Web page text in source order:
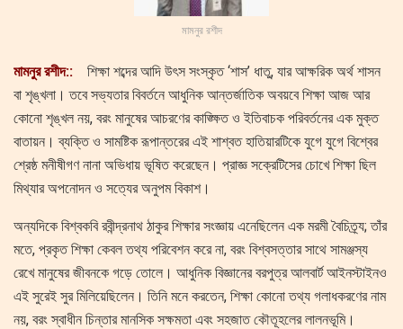
মামনুর রশীদ
মামনুর রশীদ::
​শিক্ষা শব্দের আদি উৎস সংস্কৃত ‘শাস’ ধাতু, যার আক্ষরিক অর্থ শাসন
বা শৃঙ্খলা। তবে সভ্যতার বিবর্তনে আধুনিক আন্তর্জাতিক অবয়বে শিক্ষা আজ আর
কোনো শৃঙ্খল নয়, বরং মানুষের আচরণের কাঙ্ক্ষিত ও ইতিবাচক পরিবর্তনের এক মুক্ত
বাতায়ন। ব্যক্তি ও সামষ্টিক রূপান্তরের এই শাশ্বত হাতিয়ারটিকে যুগে যুগে বিশ্বের
শ্রেষ্ঠ মনীষীগণ নানা অভিধায় ভূষিত করেছেন। প্রাজ্ঞ সক্রেটিসের চোখে শিক্ষা ছিল
মিথ্যার অপনোদন ও সত্যের অনুপম বিকাশ।
অন্যদিকে বিশ্বকবি রবীন্দ্রনাথ ঠাকুর শিক্ষার সংজ্ঞায় এনেছিলেন এক মরমী বৈচিত্র্য; তাঁর
মতে, প্রকৃত শিক্ষা কেবল তথ্য পরিবেশন করে না, বরং বিশ্বসত্তার সাথে সামঞ্জস্য
রেখে মানুষের জীবনকে গড়ে তোলে। আধুনিক বিজ্ঞানের বরপুত্র আলবার্ট আইনস্টাইনও
এই সুরেই সুর মিলিয়েছিলেন। তিনি মনে করতেন, শিক্ষা কোনো তথ্য গলাধকরণের নাম
নয়, বরং স্বাধীন চিন্তার মানসিক সক্ষমতা এবং সহজাত কৌতূহলের লালনভূমি।